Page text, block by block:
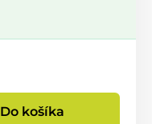
Do košíka